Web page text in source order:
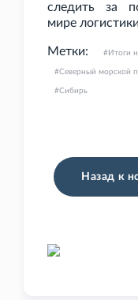
следить за
мире
Метки: Итоги
Северный морской
Сибирь
Назад к